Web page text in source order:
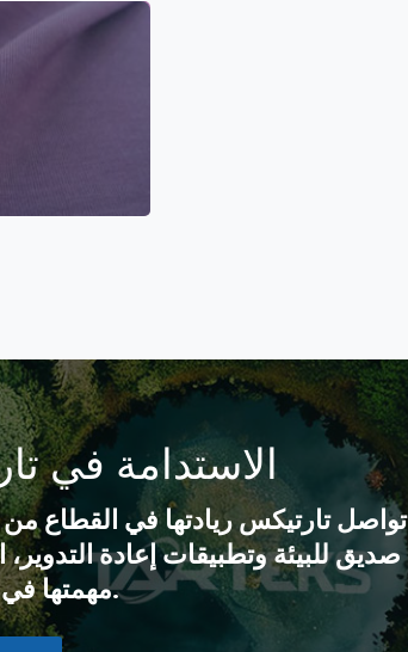
الاستدامة في
تواصل تارتيكس ريادتها في القطاع من
صديق للبيئة وتطبيقات إعادة التدوير،
مهمتها في الاستدامة.